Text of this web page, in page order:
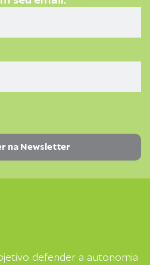
defender a autonomia